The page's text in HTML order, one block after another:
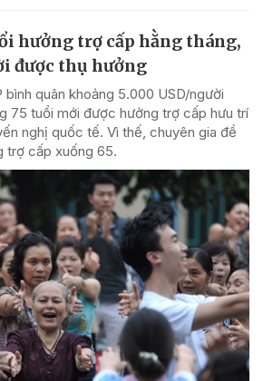
hưởng trợ cấp hằng tháng,
được thụ hưởng
quân khoảng 5.000 USD/người
75 tuổi mới được hưởng trợ cấp hưu trí
nghị quốc tế. Vì thế, chuyên gia đề
trợ cấp xuống 65.